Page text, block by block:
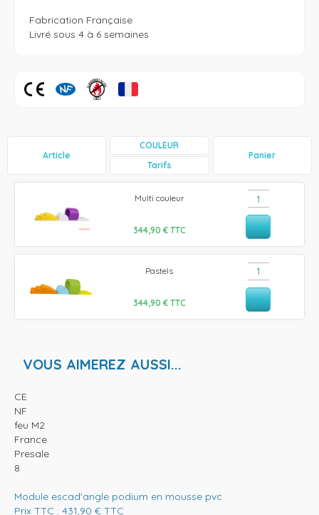
Fabrication Française
Livré sous 4 à 6 semaines
Article
COULEUR
Tarifs
Panier
Multi couleur
344,90 € TTC
Pastels
344,90 € TTC
VOUS AIMEREZ AUSSI...
CE
NF
feu M2
France
Presale
8
Module escad'angle podium en mousse pvc
Prix TTC : 431,90 € TTC